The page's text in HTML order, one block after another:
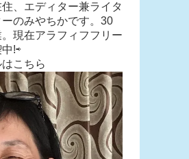
、エディター兼ライタ
のみやちかです。30
現在アラフィフフリー
!⇨
こちら